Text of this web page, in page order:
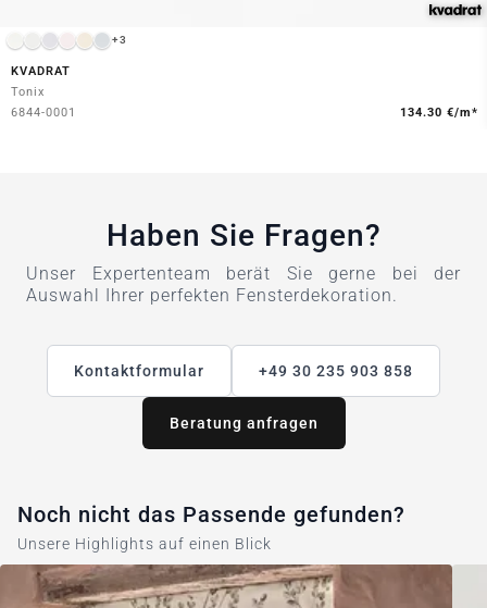
+3
KVADRAT
Tonix
6844-0001
134.30 €/m*
Haben Sie Fragen?
Unser Expertenteam berät Sie gerne bei der
Auswahl Ihrer perfekten Fensterdekoration.
Kontaktformular +49 30 235 903 858
Beratung anfragen
Noch nicht das Passende gefunden?
Unsere Highlights auf einen Blick